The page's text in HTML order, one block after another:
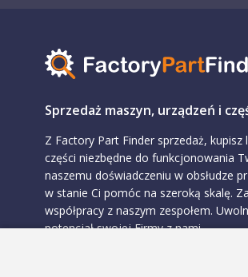
Sprzedaż maszyn, urządzeń i
Z Factory Part Finder sprzedaż, kupisz
części niezbędne do funkcjonowania
naszemu doświadczeniu w obsłudze
w stanie Ci pomóc na szeroką skalę.
współpracy z naszym zespołem.
potencjał swojej Firmy z nami.